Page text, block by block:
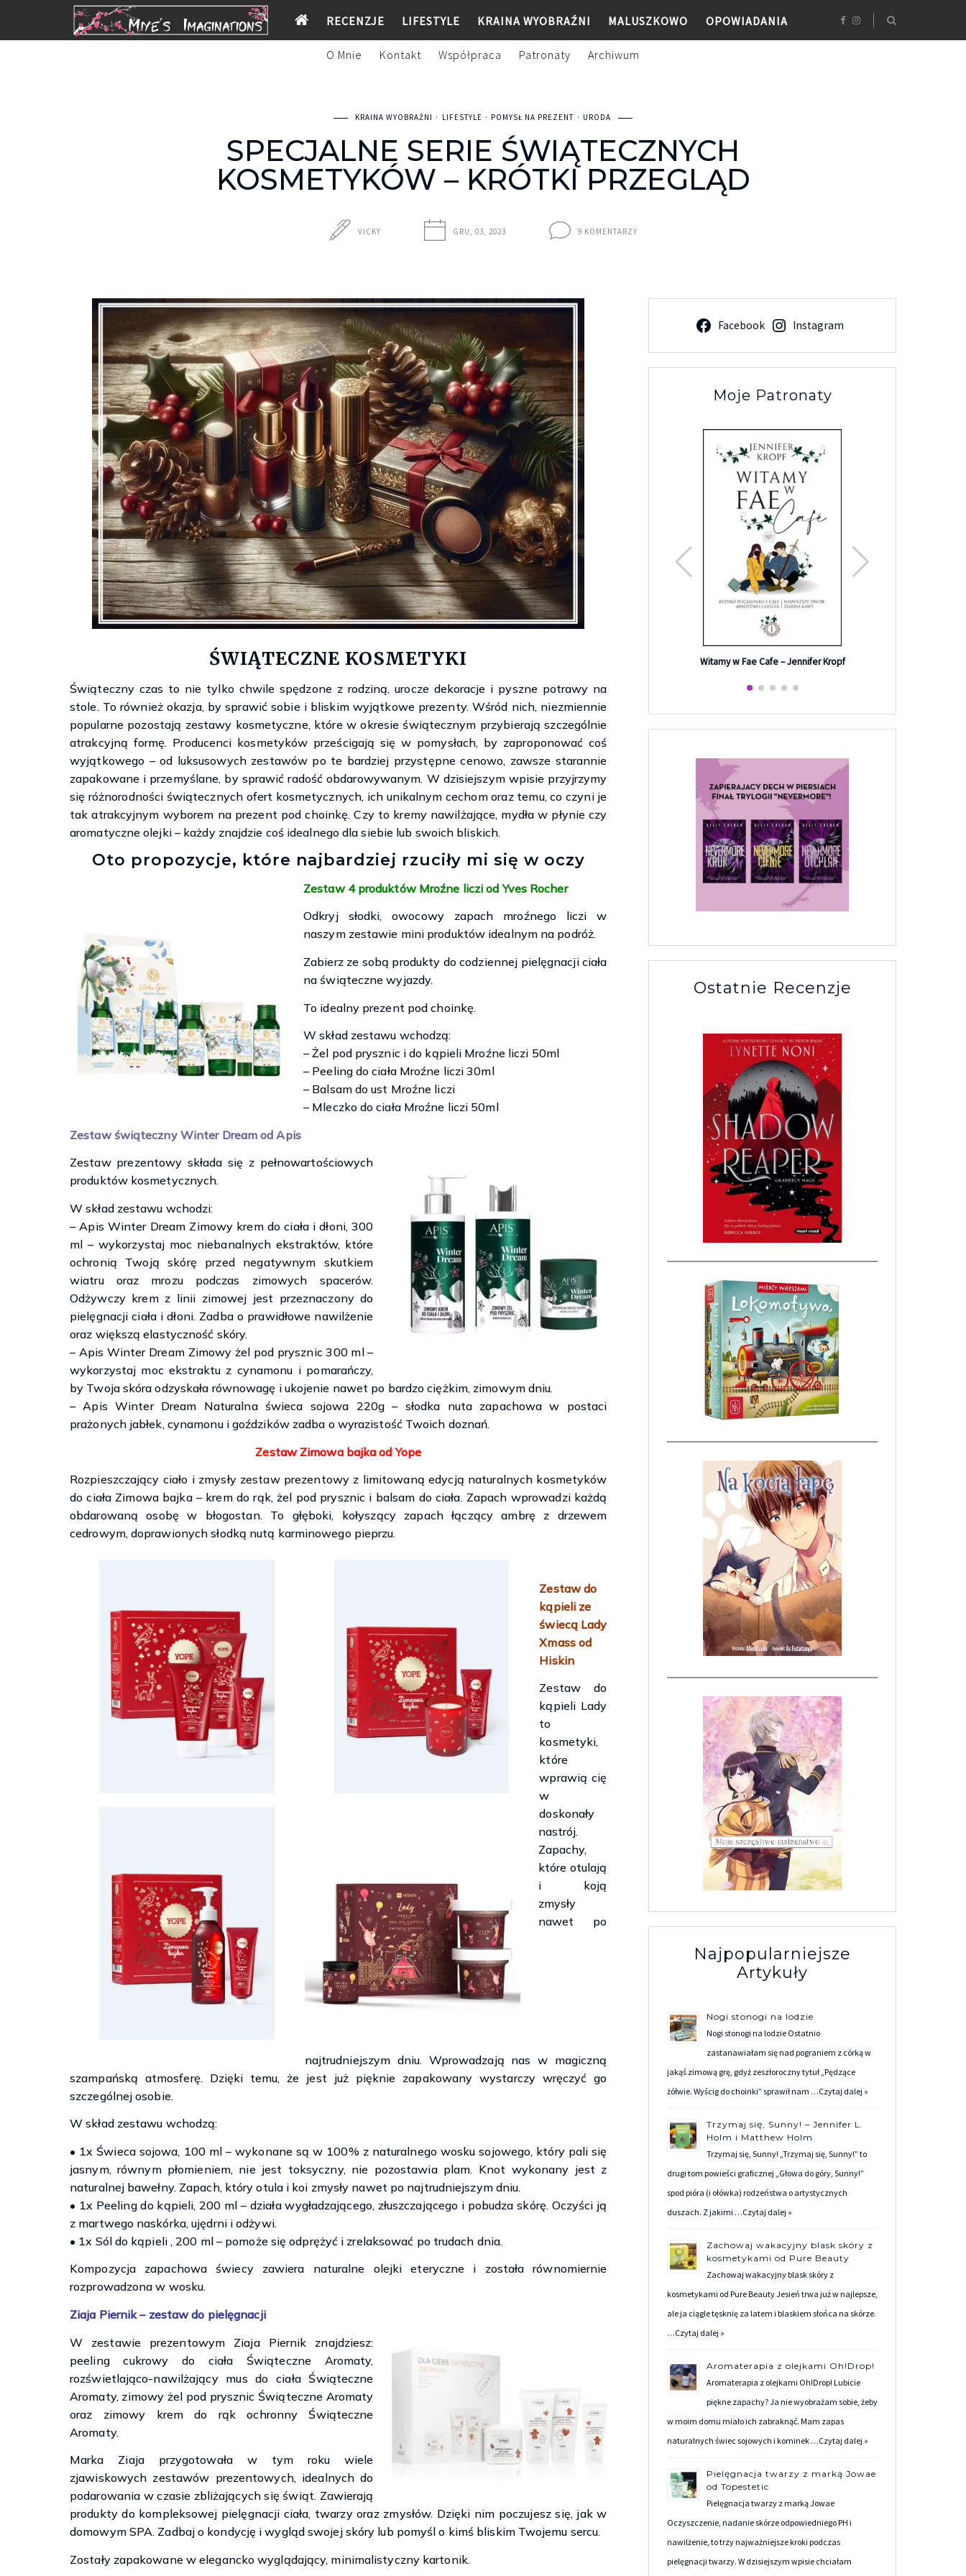
RECENZJE LIFESTYLE KRAINA WYOBRAŹNI MALUSZKOWO OPOWIADANIA
O Mnie Kontakt Współpraca Patronaty Archiwum
KRAINA WYOBRAŹNI LIFESTYLE POMYSŁ NA PREZENT URODA
SPECJALNE SERIE ŚWIĄTECZNYCH
KOSMETYKÓW – KRÓTKI PRZEGLĄD
VICKY GRU, 03, 2023 9 KOMENTARZY
ŚWIĄTECZNE KOSMETYKI
Świąteczny czas to nie tylko chwile spędzone z rodziną, urocze dekoracje i pyszne potrawy na
stole. To również okazja, by sprawić sobie i bliskim wyjątkowe prezenty. Wśród nich, niezmiennie
popularne pozostają zestawy kosmetyczne, które w okresie świątecznym przybierają szczególnie
atrakcyjną formę. Producenci kosmetyków prześcigają się w pomysłach, by zaproponować coś
wyjątkowego – od luksusowych zestawów po te bardziej przystępne cenowo, zawsze starannie
zapakowane i przemyślane, by sprawić radość obdarowywanym. W dzisiejszym wpisie przyjrzymy
się różnorodności świątecznych ofert kosmetycznych, ich unikalnym cechom oraz temu, co czyni je
tak atrakcyjnym wyborem na prezent pod choinkę. Czy to kremy nawilżające, mydła w płynie czy
aromatyczne olejki – każdy znajdzie coś idealnego dla siebie lub swoich bliskich.
Oto propozycje, które najbardziej rzuciły mi się w oczy
Zestaw 4 produktów Mroźne liczi od Yves Rocher
Odkryj słodki, owocowy zapach mroźnego liczi w
naszym zestawie mini produktów idealnym na podróż.
Zabierz ze sobą produkty do codziennej pielęgnacji ciała
na świąteczne wyjazdy.
To idealny prezent pod choinkę.
W skład zestawu wchodzą:
– Żel pod prysznic i do kąpieli Mroźne liczi 50ml
– Peeling do ciała Mroźne liczi 30ml
– Balsam do ust Mroźne liczi
– Mleczko do ciała Mroźne liczi 50ml
Zestaw świąteczny Winter Dream od Apis
Zestaw prezentowy składa się z pełnowartościowych
produktów kosmetycznych.
W skład zestawu wchodzi:
– Apis Winter Dream Zimowy krem do ciała i dłoni, 300
ml – wykorzystaj moc niebanalnych ekstraktów, które
ochronią Twoją skórę przed negatywnym skutkiem
wiatru oraz mrozu podczas zimowych spacerów.
Odżywczy krem z linii zimowej jest przeznaczony do
pielęgnacji ciała i dłoni. Zadba o prawidłowe nawilżenie
oraz większą elastyczność skóry.
– Apis Winter Dream Zimowy żel pod prysznic 300 ml –
wykorzystaj moc ekstraktu z cynamonu i pomarańczy,
by Twoja skóra odzyskała równowagę i ukojenie nawet po bardzo ciężkim, zimowym dniu.
– Apis Winter Dream Naturalna świeca sojowa 220g – słodka nuta zapachowa w postaci
prażonych jabłek, cynamonu i goździków zadba o wyrazistość Twoich doznań.
Zestaw Zimowa bajka od Yope
Rozpieszczający ciało i zmysły zestaw prezentowy z limitowaną edycją naturalnych kosmetyków
do ciała Zimowa bajka – krem do rąk, żel pod prysznic i balsam do ciała. Zapach wprowadzi każdą
obdarowaną osobę w błogostan. To głęboki, kołyszący zapach łączący ambrę z drzewem
cedrowym, doprawionych słodką nutą karminowego pieprzu.
Zestaw do
kąpieli ze
świecą Lady
Xmass od
Hiskin
Zestaw do
kąpieli Lady
to
kosmetyki,
które
wprawią cię
w
doskonały
nastrój.
Zapachy,
które otulają
i koją
zmysły
nawet po
najtrudniejszym dniu. Wprowadzają nas w magiczną
szampańską atmosferę. Dzięki temu, że jest już pięknie zapakowany wystarczy wręczyć go
szczególnej osobie.
W skład zestawu wchodzą:
• 1x Świeca sojowa, 100 ml – wykonane są w 100% z naturalnego wosku sojowego, który pali się
jasnym, równym płomieniem, nie jest toksyczny, nie pozostawia plam. Knot wykonany jest z
naturalnej bawełny. Zapach, który otula i koi zmysły nawet po najtrudniejszym dniu.
• 1x Peeling do kąpieli, 200 ml – działa wygładzającego, złuszczającego i pobudza skórę. Oczyści ją
z martwego naskórka, ujędrni i odżywi.
• 1x Sól do kąpieli , 200 ml – pomoże się odprężyć i zrelaksować po trudach dnia.
Kompozycja zapachowa świecy zawiera naturalne olejki eteryczne i została równomiernie
rozprowadzona w wosku.
Ziaja Piernik – zestaw do pielęgnacji
W zestawie prezentowym Ziaja Piernik znajdziesz:
peeling cukrowy do ciała Świąteczne Aromaty,
rozświetlająco-nawilżający mus do ciała Świąteczne
Aromaty, zimowy żel pod prysznic Świąteczne Aromaty
oraz zimowy krem do rąk ochronny Świąteczne
Aromaty.
Marka Ziaja przygotowała w tym roku wiele
zjawiskowych zestawów prezentowych, idealnych do
podarowania w czasie zbliżających się świąt. Zawierają
produkty do kompleksowej pielęgnacji ciała, twarzy oraz zmysłów. Dzięki nim poczujesz się, jak w
domowym SPA. Zadbaj o kondycję i wygląd swojej skóry lub pomyśl o kimś bliskim Twojemu sercu.
Zostały zapakowane w elegancko wyglądający, minimalistyczny kartonik.
Facebook Instagram
Moje Patronaty
Witamy w Fae Cafe – Jennifer Kropf
Ostatnie Recenzje
Najpopularniejsze
Artykuły
Nogi stonogi na lodzie
Nogi stonogi na lodzie Ostatnio
zastanawiałam się nad pograniem z córką w
jakąś zimową grę, gdyż zeszłoroczny tytuł „Pędzące
żółwie. Wyścig do choinki” sprawił nam …Czytaj dalej »
Trzymaj się, Sunny! – Jennifer L.
Holm i Matthew Holm
Trzymaj się, Sunny! „Trzymaj się, Sunny!” to
drugi tom powieści graficznej „Głowa do góry, Sunny!”
spod pióra (i ołówka) rodzeństwa o artystycznych
duszach. Z jakimi …Czytaj dalej »
Zachowaj wakacyjny blask skóry z
kosmetykami od Pure Beauty
Zachowaj wakacyjny blask skóry z
kosmetykami od Pure Beauty Jesień trwa już w najlepsze,
ale ja ciągle tęsknię za latem i blaskiem słońca na skórze.
…Czytaj dalej »
Aromaterapia z olejkami Oh!Drop!
Aromaterapia z olejkami Oh!Drop! Lubicie
piękne zapachy? Ja nie wyobrażam sobie, żeby
w moim domu miało ich zabraknąć. Mam zapas
naturalnych świec sojowych i kominek …Czytaj dalej »
Pielęgnacja twarzy z marką Jowae
od Topestetic
Pielęgnacja twarzy z marką Jowae
Oczyszczenie, nadanie skórze odpowiedniego PH i
nawilżenie, to trzy najważniejsze kroki podczas
pielęgnacji twarzy. W dzisiejszym wpisie chciałam